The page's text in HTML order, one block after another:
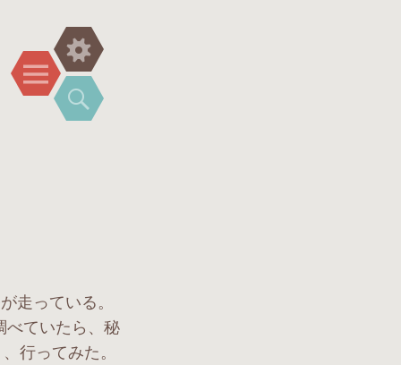
メ
ニ
ウ
ィ
ジ
ェ
検
索
走っている。
べていたら、秘
行ってみた。